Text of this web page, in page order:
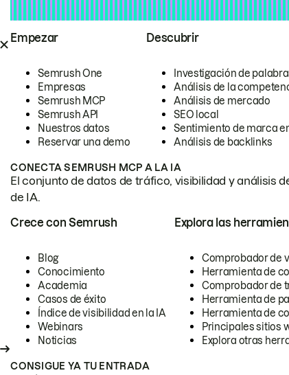
Empezar
Semrush One
Empresas
Semrush MCP
Semrush API
Nuestros datos
Reservar una demo
Descubrir
Investigación de
Análisis de la
Análisis de mercado
SEO local
Sentimiento de marca
Análisis de backlinks
CONECTA SEMRUSH MCP A LA IA
El conjunto de datos de tráfico, visibilidad y análisis
de IA.
Crece con Semrush
Blog
Conocimiento
Academia
Casos de éxito
Índice de visibilidad en la IA
Webinars
Noticias
Explora las
Comprobador de
Herramienta de
Comprobador de
Herramienta de
Herramienta de
Principales sitios
Explora otras
CONSIGUE YA TU ENTRADA